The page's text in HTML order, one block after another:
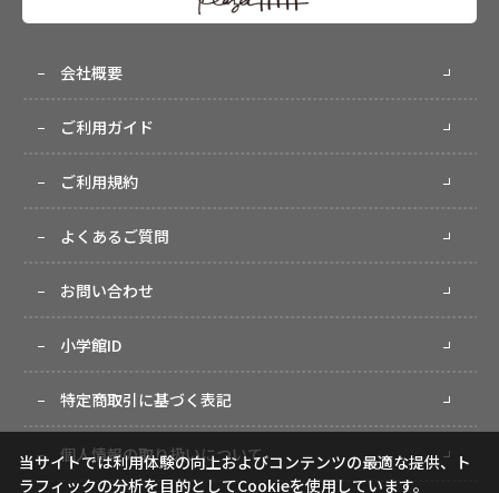
会社概要
ご利用ガイド
ご利用規約
よくあるご質問
お問い合わせ
小学館ID
特定商取引に基づく表記
個人情報の取り扱いについて
当サイトでは利用体験の向上およびコンテンツの最適な提供、ト
ラフィックの分析を目的としてCookieを使用しています。